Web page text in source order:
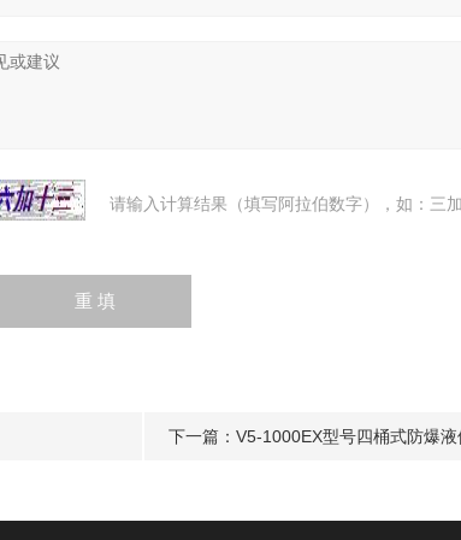
请输入计算结果（填写阿拉伯数字），如：三
下一篇： V5-1000EX型号四桶式防爆